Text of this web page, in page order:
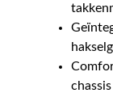
chassis